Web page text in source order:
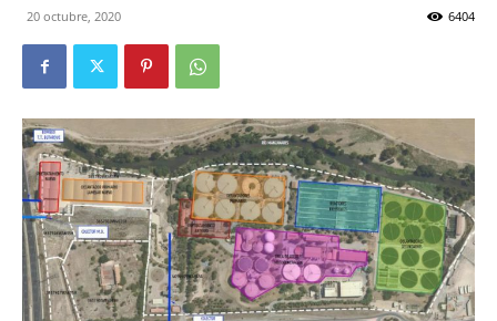
Butarque
20 octubre, 2020 6404